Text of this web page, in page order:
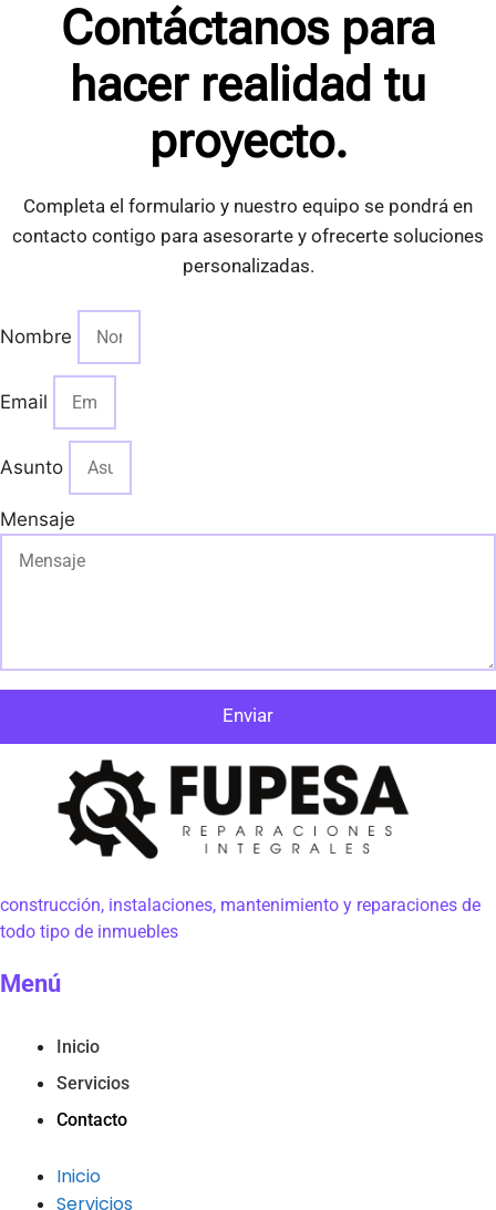
Contáctanos para
hacer realidad tu
proyecto.
Completa el formulario y nuestro equipo se pondrá en
contacto contigo para asesorarte y ofrecerte soluciones
personalizadas.
Nombre
Email
Asunto
Mensaje
Enviar
construcción, instalaciones, mantenimiento y reparaciones de
todo tipo de inmuebles
Menú
Inicio
Servicios
Contacto
Inicio
Servicios